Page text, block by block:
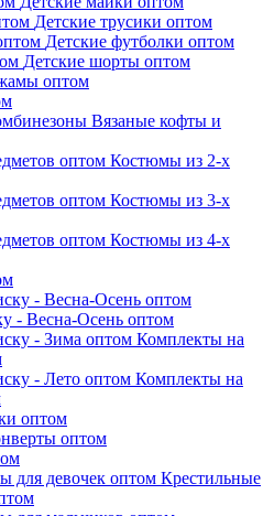
Детские трусики оптом
Детские футболки оптом
Детские шорты оптом
оптом
Вязаные кофты и
Костюмы из 2-х
Костюмы из 3-х
Костюмы из 4-х
- Весна-Осень оптом
Комплекты на
Комплекты на
оптом
оптом
Крестильные